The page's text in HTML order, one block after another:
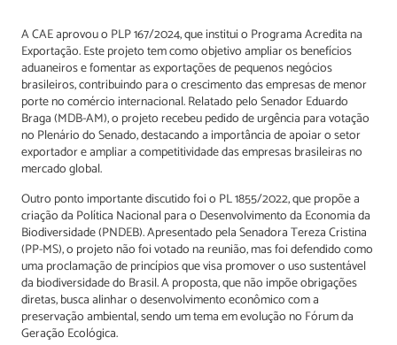
A CAE aprovou o PLP 167/2024, que institui o Programa Acredita na
Exportação. Este projeto tem como objetivo ampliar os benefícios
aduaneiros e fomentar as exportações de pequenos negócios
brasileiros, contribuindo para o crescimento das empresas de menor
porte no comércio internacional. Relatado pelo Senador Eduardo
Braga (MDB-AM), o projeto recebeu pedido de urgência para votação
no Plenário do Senado, destacando a importância de apoiar o setor
exportador e ampliar a competitividade das empresas brasileiras no
mercado global.
Outro ponto importante discutido foi o PL 1855/2022, que propõe a
criação da Política Nacional para o Desenvolvimento da Economia da
Biodiversidade (PNDEB). Apresentado pela Senadora Tereza Cristina
(PP-MS), o projeto não foi votado na reunião, mas foi defendido como
uma proclamação de princípios que visa promover o uso sustentável
da biodiversidade do Brasil. A proposta, que não impõe obrigações
diretas, busca alinhar o desenvolvimento econômico com a
preservação ambiental, sendo um tema em evolução no Fórum da
Geração Ecológica.